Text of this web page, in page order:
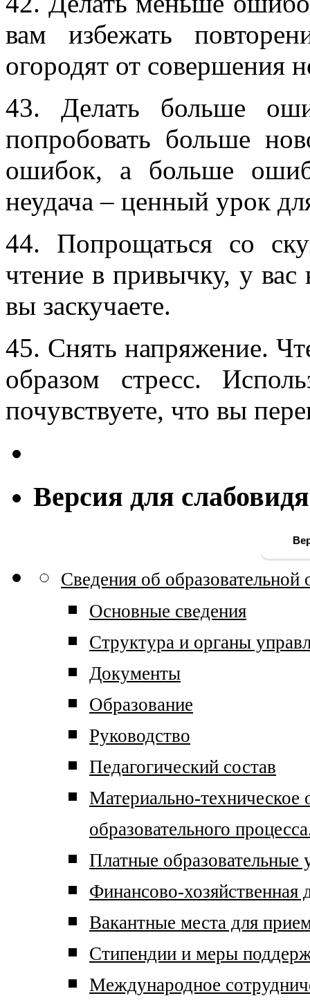
вам избежать
огородят от совершения
43. Делать больше
попробовать больше
ошибок, а больше
неудача – ценный урок
44. Попрощаться со
чтение в привычку, у вас
вы заскучаете.
45. Снять напряжение.
образом стресс.
почувствуете, что вы
Версия для
Сведения об образовательной
Основные сведения
Структура и органы
Документы
Образование
Руководство
Педагогический состав
Материально-техническое
образовательного
Платные образовательные
Финансово-хозяйственная
Вакантные места для
Стипендии и меры
Международное